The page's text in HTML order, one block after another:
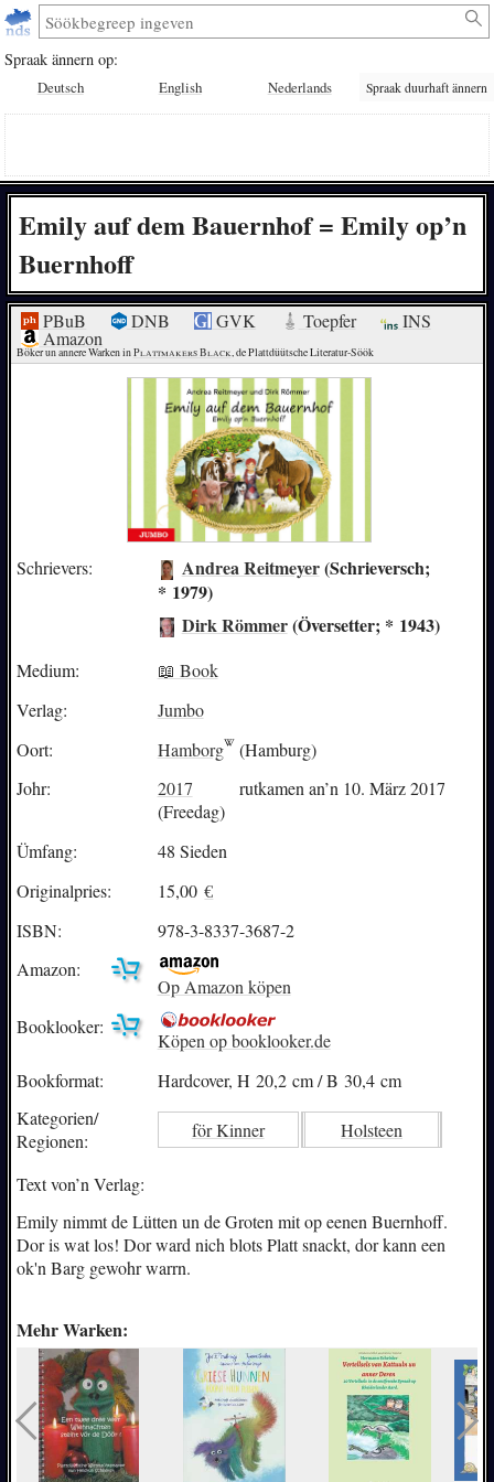
Spraak ännern op:
Deutsch English Nederlands Spraak duurhaft ännern
Emily auf dem Bauernhof = Emily op’n
Buernhoff
PBuB DNB GVK Toepfer INS
Amazon
Böker un annere Warken in Plattmakers Black, de Plattdüütsche Literatur-Söök
Schrievers: Andrea Reitmeyer(Schrieversch;
* 1979)
Dirk Römmer(Översetter; * 1943)
Medium:
📖 Book
Verlag:
Jumbo
Oort:
Hamborg
(Hamburg)
Johr:
2017
rutkamen an’n 10. März 2017
(Freedag)
Ümfang:
48 Sieden
Originalpries:
15,00 €
ISBN:
978-3-8337-3687-2
Amazon:
Op Amazon köpen
Booklooker:
Köpen op booklooker.de
Bookformat:
Hardcover, H 20,2 cm / B 30,4 cm
Kategorien/
Regionen:
för Kinner Holsteen
Text von’n Verlag:
Emily nimmt de Lütten un de Groten mit op eenen Buernhoff.
Dor is wat los! Dor ward nich blots Platt snackt, dor kann een
ok'n Barg gewohr warrn.
Mehr Warken: